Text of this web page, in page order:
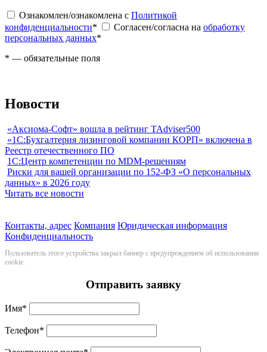
Ознакомлен/ознакомлена с Политикой
конфиденциальности* Согласен/согласна на обработку
персональных данных*
* — обязательные поля
Новости
«Аксиома-Софт» вошла в рейтинг TAdviser500
«1С:Бухгалтерия лизинговой компании КОРП» включена в
Реестр отечественного ПО
1С:Центр компетенции по MDM-решениям
Риски для вашей организации по 152-ФЗ «О персональных
данных» в 2026 году
Читать все новости
Контакты, адрес Компания Юридическая информация
Конфиденциальность
Пользователь этого устройства закрыл баннер с предупреждением об использовании
cookie .
Отправить заявку
Имя*
Телефон*